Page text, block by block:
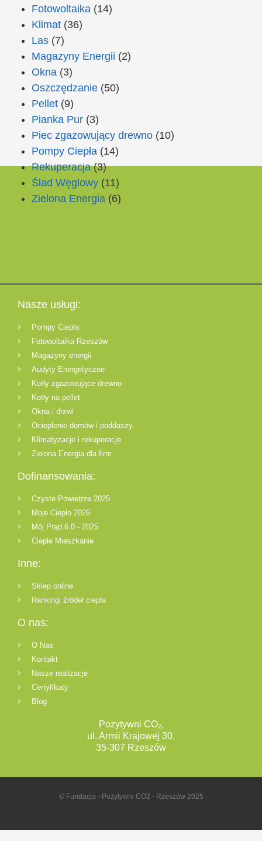
Fotowoltaika (14)
Klimat (36)
Las (7)
Magazyny Energii (2)
Okna (3)
Oszczędzanie (50)
Pellet (9)
Pianka Pur (3)
Piec zgazowujący drewno (10)
Pompy Ciepła (14)
Rekuperacja(3)
Ślad Węglowy (11)
Zielona Energia (6)
Nasze usługi:
Pompy Ciepła
Fotowoltaika Rzeszów
Magazyny energii
Audyty Energetyczne
Kotły zgazowujące drewno
Kotły na pellet
Okna i drzwi
Ocieplenie domów i poddaszy
Klimatyzacje i rekuperacje
Zielona Energia dla firm
Dofinansowania:
Czyste Powietrze 2025
Moje Ciepło 2025
Mój Prąd 6.0 - 2025
Ciepłe Mieszkanie
Inne:
Sklep online
Rankingi źródeł ciepła
O nas:
O Nas
Kontakt
Nasze realizacje
Certyfikaty
Blog
Pozytywni CO₂,
ul. Armii Krajowej 30,
35-307 Rzeszów
© Fundacja - Pozytywni CO2 - Rzeszów 2025